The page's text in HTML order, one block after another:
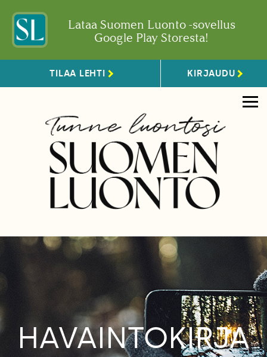
Lataa Suomen Luonto -sovellus
Google Play Storesta!
TILAA LEHTI KIRJAUDU
HAVAINTOKIRJA